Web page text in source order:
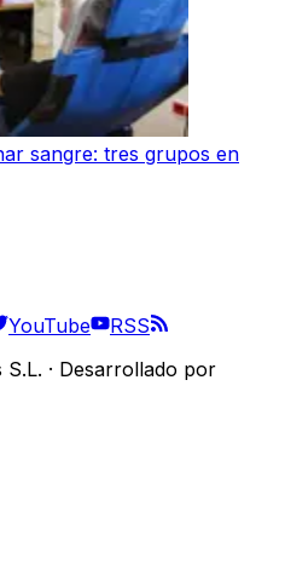
sangre: tres grupos en
YouTube
RSS
S.L. · Desarrollado por